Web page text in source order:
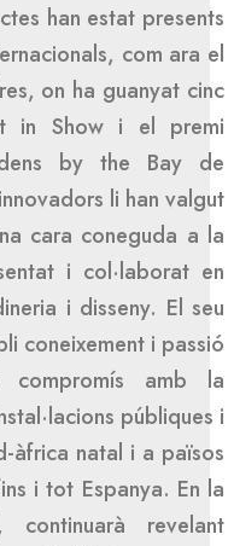
han estat presents
com ara el
on ha guanyat cinc
in Show i el premi
by the Bay de
li han valgut
cara coneguda a la
i col·laborat en
i disseny. El seu
coneixement i passió
amb la
públiques i
àfrica natal i a països
i tot Espanya. En la
revelant